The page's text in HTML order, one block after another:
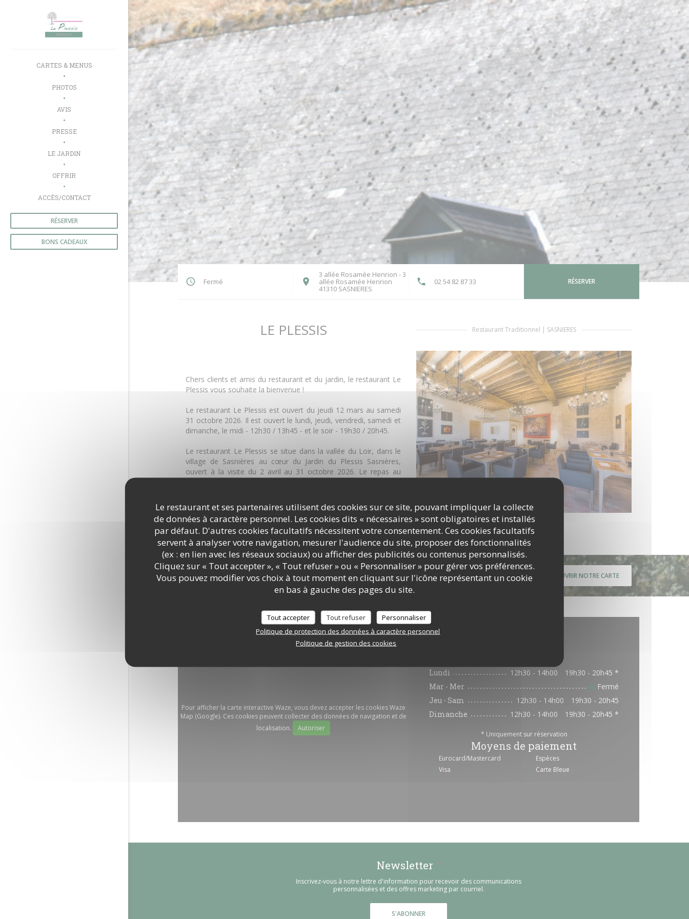
Personnalisation de vos choix en matière de cookies
Le restaurant et ses partenaires utilisent des cookies sur ce site, pouvant impliquer la collecte
de données à caractère personnel. Les cookies dits « nécessaires » sont obligatoires et installés
par défaut. D'autres cookies facultatifs nécessitent votre consentement. Ces cookies facultatifs
servent à analyser votre navigation, mesurer l'audience du site, proposer des fonctionnalités
(ex : en lien avec les réseaux sociaux) ou afficher des publicités ou contenus personnalisés.
Cliquez sur « Tout accepter », « Tout refuser » ou « Personnaliser » pour gérer vos préférences.
Vous pouvez modifier vos choix à tout moment en cliquant sur l'icône représentant un cookie
en bas à gauche des pages du site.
Tout accepter Tout refuser
Personnaliser
Politique de protection des données à caractère personnel
Politique de gestion des cookies
CARTES & MENUS
PHOTOS
AVIS
PRESSE
LE JARDIN((OUVRE UNE NOUVELLE FENÊTRE))
OFFRIR ((OUVRE UNE NOUVELLE FENÊTRE))
ACCÈS/CONTACT
RÉSERVER
BONS CADEAUX
Fermé
3 allée Rosamée Henrion - 3
allée Rosamée Henrion
41310 SASNIERES((ouvre une nouvelle fenêtre))
02 54 82 87 33 RÉSERVER
LE PLESSIS Restaurant Traditionnel | SASNIERES
Chers clients et amis du restaurant et du jardin, le restaurant Le
Plessis vous souhaite la bienvenue !
Le restaurant Le Plessis est ouvert du jeudi 12 mars au samedi
31 octobre 2026. Il est ouvert le lundi, jeudi, vendredi, samedi et
dimanche, le midi - 12h30 / 13h45 - et le soir - 19h30 / 20h45.
Le restaurant Le Plessis se situe dans la vallée du Loir, dans le
village de Sasnières au cœur du Jardin du Plessis Sasnières,
ouvert à la visite du 2 avril au 31 octobre 2026. Le repas au
Dans un cadre élégant Guillaume Henrion décline une cuisine de
tradition, basée sur des viandes françaises et des légumes de
saison, produits localement. Les 15 années passées à
confectionner les pâtisseries du Salon de Thé ont ouvert la voie
pour qu'il fasse de sa passion un métier.
Pendant la belle saison, une terrasse ouverte sur l'étang et le
jardin permet de déjeuner et dîner, immergé dans la nature.
coteaux du Vendômois.
DÉCOUVRIR LE LIEU
Découvrir notre carte DÉCOUVRIR NOTRE CARTE
Pour afficher la carte interactive Waze, vous devez accepter les cookies Waze
Map (Google). Ces cookies peuvent collecter des données de navigation et de
localisation.
Autoriser
Lundi 12h30 - 14h00
19h30 - 20h45 *
Mar - Mer
Fermé
Jeu - Sam 12h30 - 14h00
19h30 - 20h45
Dimanche
12h30 - 14h00 19h30 - 20h45 *
* Uniquement sur réservation
Moyens de paiement
Eurocard/Mastercard
Espèces
Visa
Carte Bleue
Newsletter
Inscrivez-vous à notre lettre d'information pour recevoir des communications
personnalisées et des offres marketing par courriel.
S'ABONNER